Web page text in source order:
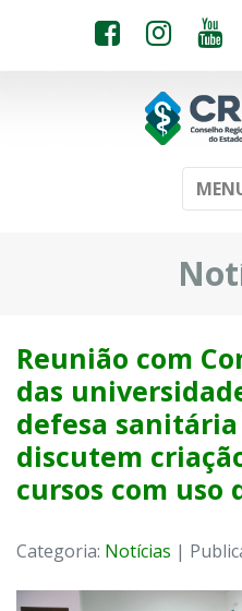
Reunião com
das
defesa
discutem
cursos com uso
Categoria: Notícias |